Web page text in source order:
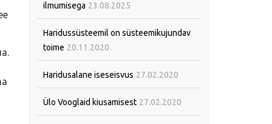
ilmumisega 23.08.2025
Haridussüsteemil on süsteemikujundav
toime 20.11.2020
Haridusalane iseseisvus 27.02.2020
Ülo Vooglaid kiusamisest 27.02.2020